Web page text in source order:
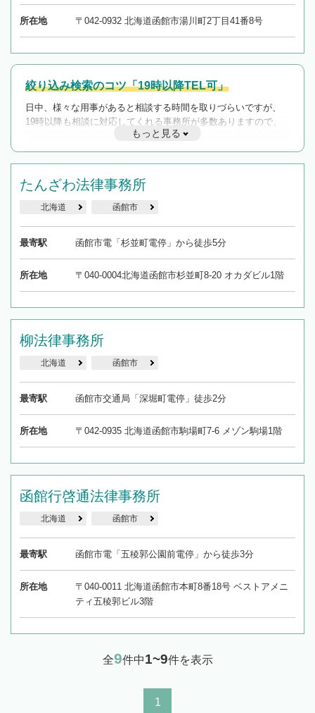
所在地 〒042-0932 北海道函館市湯川町2丁目41番8号
絞り込み検索のコツ「19時以降TEL可」
日中、様々な用事があると相談する時間を取りづらいですが、
19時以降も相談に対応してくれる事務所が多数ありますので、
遅い時間の相談が増えそうな場合はそのような事務所に絞り込
んで検索してみましょう。
を加えて再検索
もっと見る
たんざわ法律事務所
北海道 函館市
最寄駅 函館市電「杉並町電停」から徒歩5分
所在地 〒040-0004北海道函館市杉並町8-20 オカダビル1階
柳法律事務所
北海道 函館市
最寄駅 函館市交通局「深堀町電停」徒歩2分
所在地 〒042-0935 北海道函館市駒場町7-6 メゾン駒場1階
函館行啓通法律事務所
北海道 函館市
最寄駅 函館市電「五稜郭公園前電停」から徒歩3分
所在地
〒040-0011 北海道函館市本町8番18号 ベストアメニ
ティ五稜郭ビル3階
全9件中1~9件を表示
1